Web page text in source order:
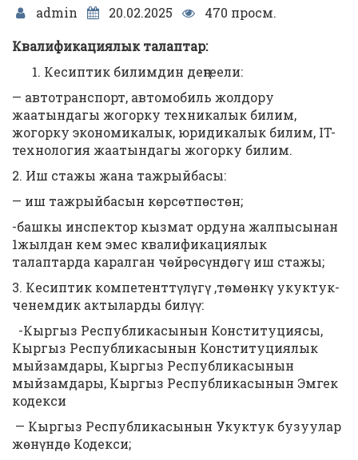
admin 20.02.2025
470 просм.
Квалификациялык талаптар:
Кесиптик билимдин деңгеели:
— автотранспорт, автомобиль жолдору
жаатындагы жогорку техникалык билим,
жогорку экономикалык, юридикалык билим, IT-
технология жаатындагы жогорку билим.
2. Иш стажы жана тажрыйбасы:
— иш тажрыйбасын көрсөтпөстөн;
-башкы инспектор кызмат ордуна жалпысынан
1жылдан кем эмес квалификациялык
талаптарда каралган чөйрөсүндөгү иш стажы;
3. Кесиптик компетенттүлүгү ,төмөнкү укуктук-
ченемдик актыларды билүү:
-Кыргыз Республикасынын Конституциясы,
Кыргыз Республикасынын Конституциялык
мыйзамдары, Кыргыз Республикасынын
мыйзамдары, Кыргыз Республикасынын Эмгек
кодекси
— Кыргыз Республикасынын Укуктук бузуулар
жөнүндө Кодекси;